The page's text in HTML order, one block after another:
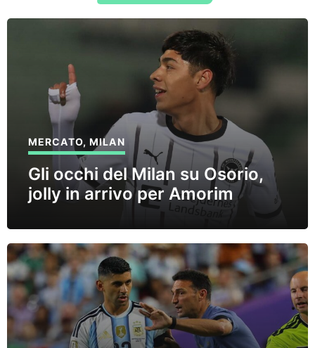
MERCATO,MILAN
Gli occhi del Milan su Osorio,
jolly in arrivo per Amorim